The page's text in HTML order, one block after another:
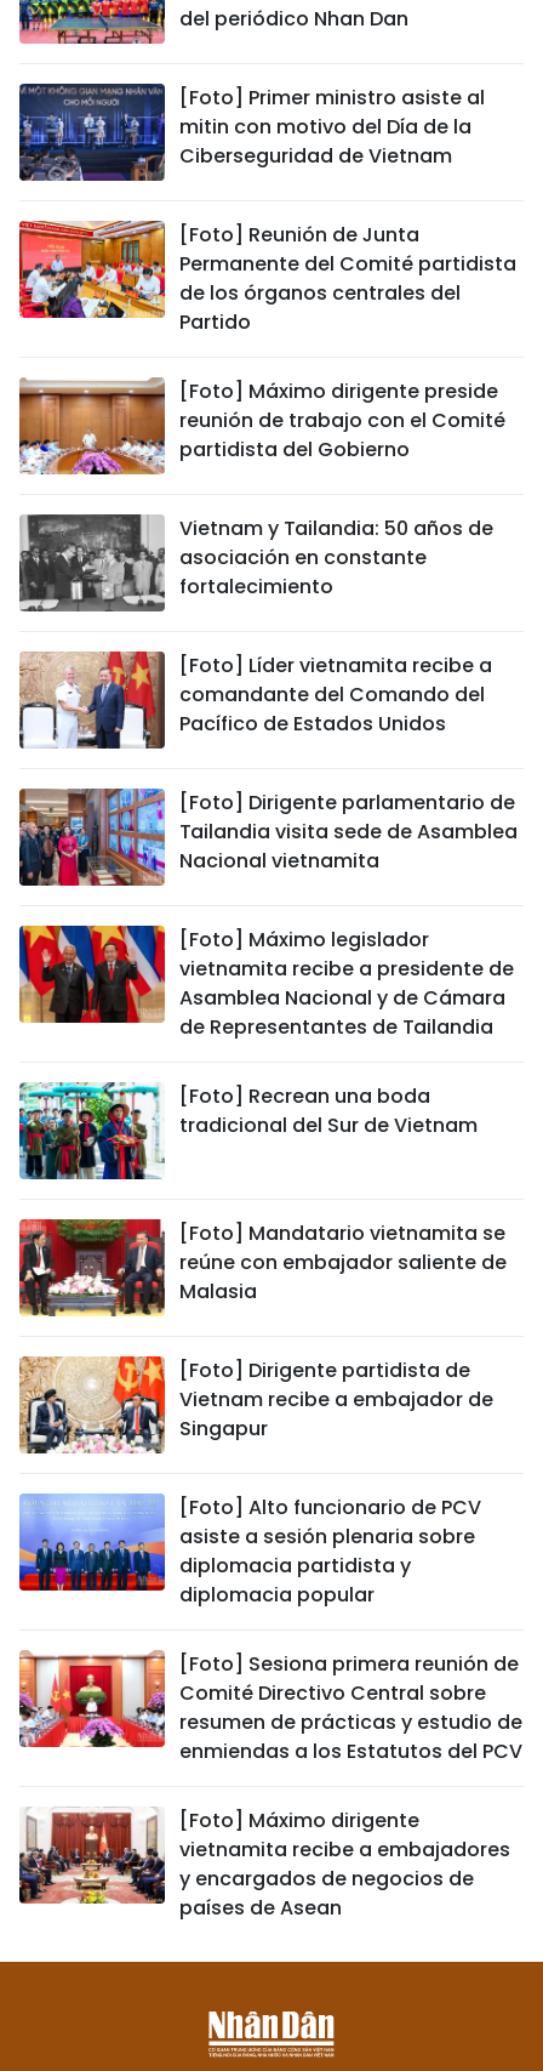
del periódico Nhan Dan
[Foto] Primer ministro asiste al
mitin con motivo del Día de la
Ciberseguridad de Vietnam
[Foto] Reunión de Junta
Permanente del Comité partidista
de los órganos centrales del
Partido
[Foto] Máximo dirigente preside
reunión de trabajo con el Comité
partidista del Gobierno
Vietnam y Tailandia: 50 años de
asociación en constante
fortalecimiento
[Foto] Líder vietnamita recibe a
comandante del Comando del
Pacífico de Estados Unidos
[Foto] Dirigente parlamentario de
Tailandia visita sede de Asamblea
Nacional vietnamita
[Foto] Máximo legislador
vietnamita recibe a presidente de
Asamblea Nacional y de Cámara
de Representantes de Tailandia
[Foto] Recrean una boda
tradicional del Sur de Vietnam
[Foto] Mandatario vietnamita se
reúne con embajador saliente de
Malasia
[Foto] Dirigente partidista de
Vietnam recibe a embajador de
Singapur
[Foto] Alto funcionario de PCV
asiste a sesión plenaria sobre
diplomacia partidista y
diplomacia popular
[Foto] Sesiona primera reunión de
Comité Directivo Central sobre
resumen de prácticas y estudio de
enmiendas a los Estatutos del PCV
[Foto] Máximo dirigente
vietnamita recibe a embajadores
y encargados de negocios de
países de Asean